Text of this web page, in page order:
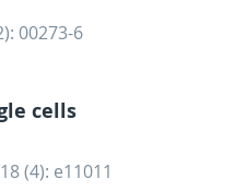
00273-6
cells
18 (4): e11011